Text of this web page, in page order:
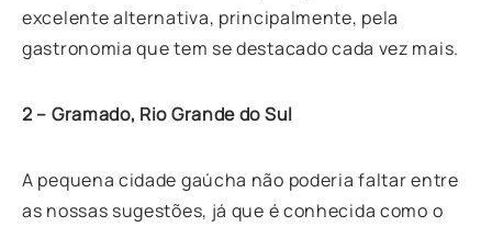
excelente alternativa, principalmente, pela
gastronomia que tem se destacado cada vez mais.
2 – Gramado, Rio Grande do Sul
A pequena cidade gaúcha não poderia faltar entre
as nossas sugestões, já que é conhecida como o